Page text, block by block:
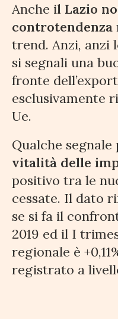
Anche il Lazio
controtendenza
trend. Anzi, anzi
si segnali una
fronte
esclusivamente
Ue.
Qualche
vitalità delle
positivo tra le
cessate. Il dato
se si fa il
2019 ed il I
regionale è
registrato a